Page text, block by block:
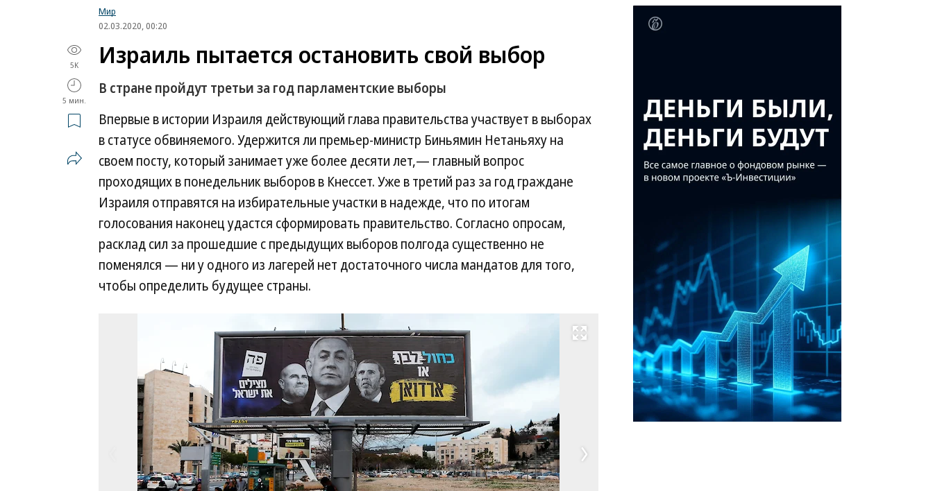
Мир
02.03.2020, 00:20
5K
5 мин.
Израиль пытается остановить свой выбор
В стране пройдут третьи за год парламентские выборы
Впервые в истории Израиля действующий глава правительства участвует в выборах
в статусе обвиняемого. Удержится ли премьер-министр Биньямин Нетаньяху на
своем посту, который занимает уже более десяти лет,— главный вопрос
проходящих в понедельник выборов в Кнессет. Уже в третий раз за год граждане
Израиля отправятся на избирательные участки в надежде, что по итогам
голосования наконец удастся сформировать правительство. Согласно опросам,
расклад сил за прошедшие с предыдущих выборов полгода существенно не
поменялся — ни у одного из лагерей нет достаточного числа мандатов для того,
чтобы определить будущее страны.
Развернуть на весь экран